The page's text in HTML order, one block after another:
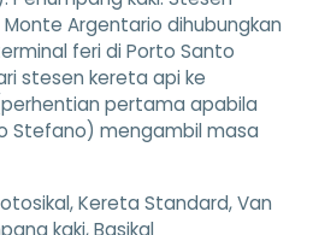
Argentario dihubungkan
feri di Porto Santo
stesen kereta api ke
pertama apabila
Stefano) mengambil masa
Kereta Standard, Van
kaki, Basikal